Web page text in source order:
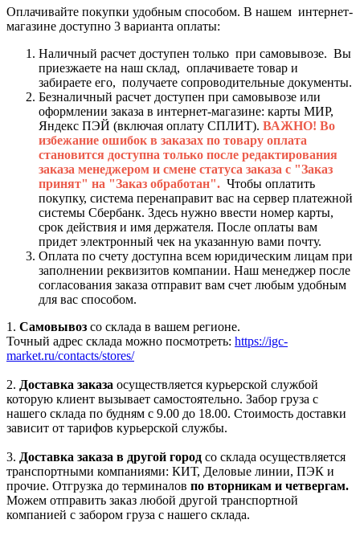
Оплачивайте покупки удобным способом. В нашем интернет-
магазине доступно 3 варианта оплаты:
Наличный расчет доступен только при самовывозе. Вы
приезжаете на наш склад, оплачиваете товар и
забираете его, получаете сопроводительные документы.
Безналичный расчет доступен при самовывозе или
оформлении заказа в интернет-магазине: карты МИР,
Яндекс ПЭЙ (включая оплату СПЛИТ). ВАЖНО! Во
избежание ошибок в заказах по товару оплата
становится доступна только после редактирования
заказа менеджером и смене статуса заказа с "Заказ
принят" на "Заказ обработан". Чтобы оплатить
покупку, система перенаправит вас на сервер платежной
системы Сбербанк. Здесь нужно ввести номер карты,
срок действия и имя держателя. После оплаты вам
придет электронный чек на указанную вами почту.
Оплата по счету доступна всем юридическим лицам при
заполнении реквизитов компании. Наш менеджер после
согласования заказа отправит вам счет любым удобным
для вас способом.
1. Самовывоз со склада в вашем регионе.
Точный адрес склада можно посмотреть: https://igc-
market.ru/contacts/stores/
2. Доставка заказа осуществляется курьерской службой
которую клиент вызывает самостоятельно. Забор груза с
нашего склада по будням с 9.00 до 18.00. Стоимость доставки
зависит от тарифов курьерской службы.
3. Доставка заказа в другой город со склада осуществляется
транспортными компаниями: КИТ, Деловые линии, ПЭК и
прочие. Отгрузка до терминалов по вторникам и четвергам.
Можем отправить заказ любой другой транспортной
компанией с забором груза с нашего склада.